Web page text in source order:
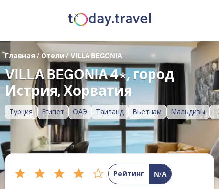
Турция Египет ОАЭ Таиланд Вьетнам Мальдивы
Главная / Отели/ VILLA BEGONIA
VILLA BEGONIA 4*, город
Истрия, Хорватия
Рейтинг N/A